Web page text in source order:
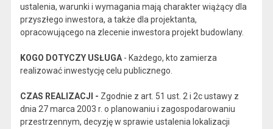
ustalenia, warunki i wymagania mają charakter wiążący dla
przyszłego inwestora, a także dla projektanta,
opracowującego na zlecenie inwestora projekt budowlany.
KOGO DOTYCZY USŁUGA- Każdego, kto zamierza
realizować inwestycję celu publicznego.
CZAS REALIZACJI - Zgodnie z art. 51 ust. 2 i 2c ustawy z
dnia 27 marca 2003 r. o planowaniu i zagospodarowaniu
przestrzennym, decyzję w sprawie ustalenia lokalizacji